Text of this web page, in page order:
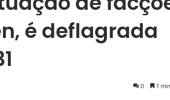
é deflagrada
0 1